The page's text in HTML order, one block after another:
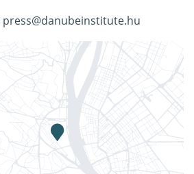
press@danubeinstitute.hu